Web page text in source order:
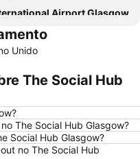
Airport Glasgow
Park
Exhibition and Conference Centre
Theatre
Park
Park
Unido
The Social Hub
The Social Hub Glasgow?
Social Hub Glasgow?
no The Social Hub